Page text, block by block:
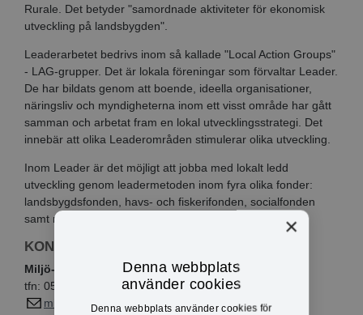
Rurale. Det betyder "samordnade aktiviteter för ekonomisk
utveckling på landsbygden".
Leaderarbetet bedrivs inom så kallade "Local Action Groups"
- LAG-grupper. Det är lokala föreningar som förvaltar Leader.
De har bildats genom att boende, ideella organisationer,
näringsliv och myndigheterna inom ett visst område har gått
samman och arbetat fram en lokal utvecklingsstrategi. Det
innebär att olika Leaderområden stimulerar olika utveckling.
Inom Leader är det möjligt att jobba med lokalt ledd
utveckling genom leadermetoden inom fyra olika fonder:
landsbygdsfonden, havs- och fiskerifonden, socialfonden
samt regionalfonden.
KONTAKTINFO
Miljö- och byggavdelningen
tfn: 0571-180 720
miljo@eda.se
×
Denna webbplats
använder cookies
Denna webbplats använder cookies för